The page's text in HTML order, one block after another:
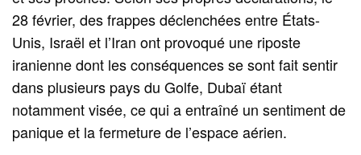
28 février, des frappes déclenchées entre États-
Unis, Israël et l’Iran ont provoqué une riposte
iranienne dont les conséquences se sont fait sentir
dans plusieurs pays du Golfe, Dubaï étant
notamment visée, ce qui a entraîné un sentiment de
panique et la fermeture de l’espace aérien.